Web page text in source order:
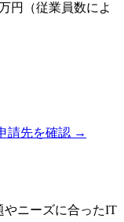
円（従業員数によ
請先を確認 →
やニーズに合ったIT